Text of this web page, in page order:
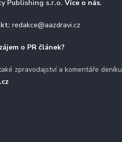
Publishing s.r.o.Více o nás.
redakce@aazdravi.cz
o PR článek?
zpravodajství a komentáře deníku